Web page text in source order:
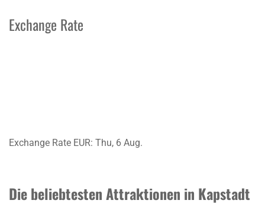
Exchange Rate
Exchange Rate EUR: Thu, 6 Aug.
Die beliebtesten Attraktionen in Kapstadt